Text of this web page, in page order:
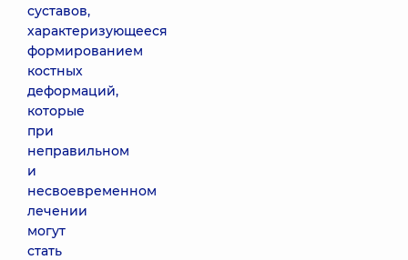
суставов,
характеризующееся
формированием
костных
деформаций,
которые
при
неправильном
и
несвоевременном
лечении
могут
стать